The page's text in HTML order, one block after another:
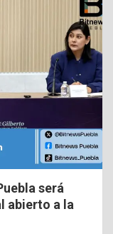
será
abierto a la